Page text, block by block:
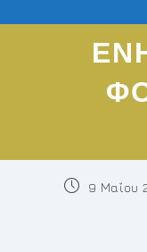
website
Post9 Μαΐου